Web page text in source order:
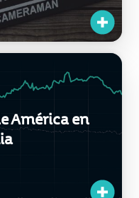
América en